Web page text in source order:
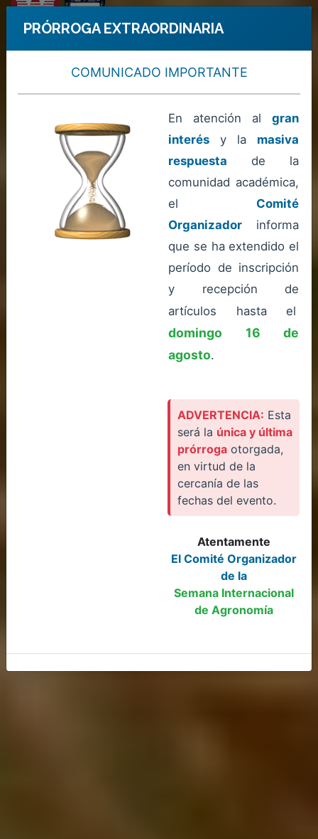
Entrar
PRÓRROGA EXTRAORDINARIA
COMUNICADO IMPORTANTE
En atención al gran
interés y la masiva
respuesta de la
comunidad académica,
el Comité
Organizador informa
que se ha extendido el
período de inscripción
y recepción de
artículos hasta el
domingo 16 de
agosto.
ADVERTENCIA: Esta
será la única y última
prórroga otorgada,
en virtud de la
cercanía de las
fechas del evento.
Atentamente
El Comité Organizador
de la
Semana Internacional
de Agronomía